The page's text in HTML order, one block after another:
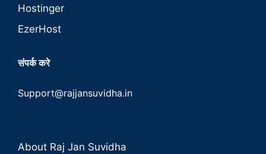
Hostinger
EzerHost
संपर्क करे
Support@rajjansuvidha.in
About Raj Jan Suvidha